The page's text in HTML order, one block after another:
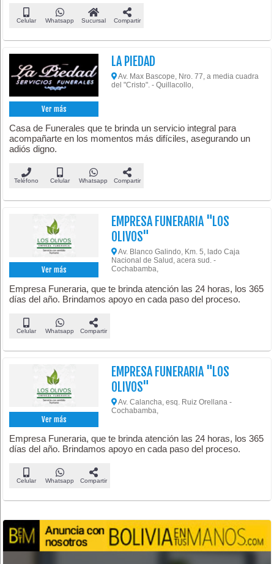
Celular Whatsapp Sucursal Compartir
Ver más
LA PIEDAD
Av. Max Bascope, Nro. 77, a media cuadra
del "Cristo". - Quillacollo,
Casa de Funerales que te brinda un servicio integral para
acompañarte en los momentos más difíciles, asegurando un
adiós digno.
Teléfono Celular Whatsapp Compartir
Ver más
EMPRESA FUNERARIA "LOS
OLIVOS"
Av. Blanco Galindo, Km. 5, lado Caja
Nacional de Salud, acera sud. -
Cochabamba,
Empresa Funeraria, que te brinda atención las 24 horas, los 365
días del año. Brindamos apoyo en cada paso del proceso.
Celular Whatsapp Compartir
Ver más
EMPRESA FUNERARIA "LOS
OLIVOS"
Av. Calancha, esq. Ruiz Orellana -
Cochabamba,
Empresa Funeraria, que te brinda atención las 24 horas, los 365
días del año. Brindamos apoyo en cada paso del proceso.
Celular Whatsapp Compartir